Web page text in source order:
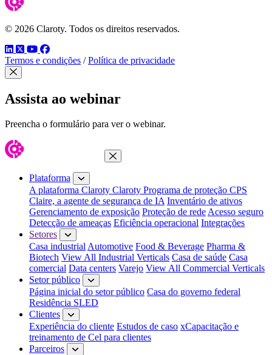
© 2026 Claroty. Todos os direitos reservados.
LinkedIn
TwitterYouTube
Facebook
Termos e condições / Política de privacidade
Fechar modal
Assista ao webinar
Preencha o formulário para ver o webinar.
Fechar menu
Plataforma
A plataforma Claroty Claroty Programa de proteção CPS
Claire, a agente de segurança de IA Inventário de ativos
Gerenciamento de exposição Proteção de redeAcesso seguro
Detecção de ameaças Eficiência operacional Integrações
Setores
Casa industrialAutomotive Food & Beverage Pharma &
Biotech View All Industrial Verticals Casa de saúde Casa
comercial Data centers Varejo View All Commercial Verticals
Setor público
Página inicial do setor público Casa do governo federal
Residência SLED
Clientes
Experiência do cliente Estudos de caso xCapacitação e
treinamento de Cel para clientes
Parceiros